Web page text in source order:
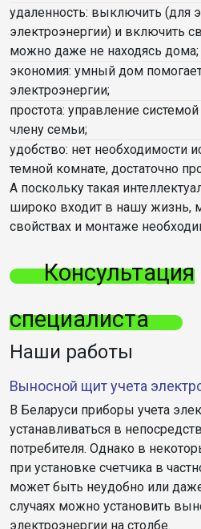
удаленность: выключить (для
электроэнергии) и включить
можно даже не находясь дома;
экономия: умный дом
электроэнергии;
простота: управление
члену семьи;
удобство: нет необходимости
темной комнате, достаточно
А поскольку такая
широко входит в нашу жизнь,
свойствах и монтаже
Консультация
специалиста
Наши работы
Выносной щит учета
В Беларуси приборы учета
устанавливаться в
потребителя. Однако в
при установке счетчика в
может быть неудобно или
случаях можно установить
электроэнергии на столбе.